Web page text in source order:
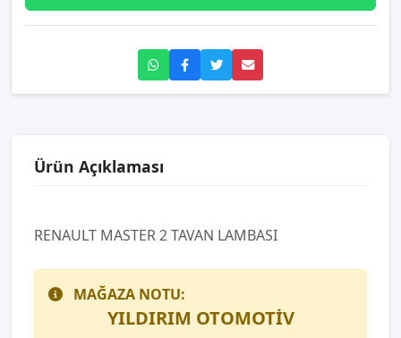
Ürün Açıklaması
RENAULT MASTER 2 TAVAN LAMBASI
MAĞAZA NOTU:
YILDIRIM OTOMOTİV